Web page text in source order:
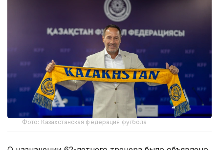
Фото: Казахстанская федерация футбола